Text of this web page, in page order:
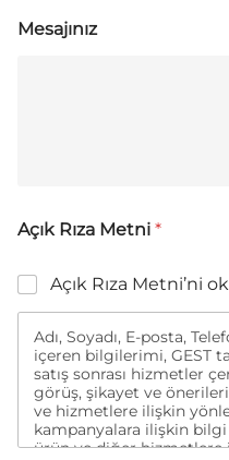
Mesajınız
Açık Rıza Metni *
Açık Rıza Metni’ni
Adı, Soyadı, E-posta,
içeren bilgilerimi, GEST
satış sonrası hizmetler
görüş, şikayet ve
ve hizmetlere ilişkin
kampanyalara ilişkin bilgi
ürün ve diğer hizmetlere